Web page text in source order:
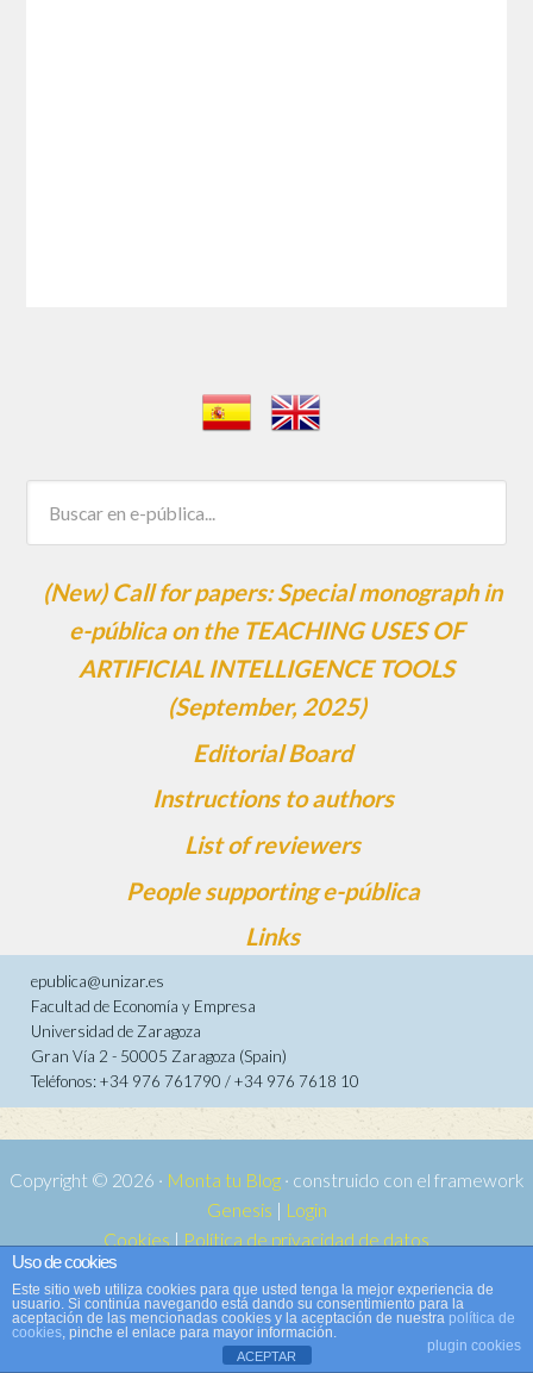
(New) Call for papers: Special monograph in
e-pública on the TEACHING USES OF
ARTIFICIAL INTELLIGENCE TOOLS
(September, 2025)
Editorial Board
Instructions to authors
List of reviewers
People supporting e-pública
Links
epublica@unizar.es
Facultad de Economía y Empresa
Universidad de Zaragoza
Gran Vía 2 - 50005 Zaragoza (Spain)
Teléfonos: +34 976 761790 / +34 976 7618 10
Copyright © 2026 · Monta tu Blog· construido con el framework
Genesis | Login
Cookies | Política de privacidad de datos
Copyright © 2026 ·
WordPress·Log in
Uso de cookies
Este sitio web utiliza cookies para que usted tenga la mejor experiencia de
usuario. Si continúa navegando está dando su consentimiento para la
aceptación de las mencionadas cookies y la aceptación de nuestra política de
cookies, pinche el enlace para mayor información.
plugin cookies
ACEPTAR